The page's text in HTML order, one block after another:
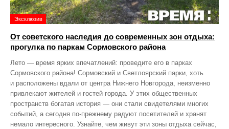
Эксклюзив
От советского наследия до современных зон отдыха:
прогулка по паркам Сормовского района
Лето — время ярких впечатлений: проведите его в парках
Сормовского района! Сормовский и Светлоярский парки, хоть
и расположены вдали от центра Нижнего Новгорода, неизменно
привлекают жителей и гостей города. У этих общественных
пространств богатая история — они стали свидетелями многих
событий, а сегодня по‑прежнему радуют посетителей и хранят
немало интересного. Узнайте, чем живут эти зоны отдыха сейчас,